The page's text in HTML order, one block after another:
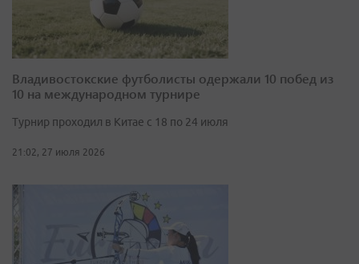
Владивостокские футболисты одержали 10 побед из
10 на международном турнире
Турнир проходил в Китае с 18 по 24 июля
21:02, 27 июля 2026